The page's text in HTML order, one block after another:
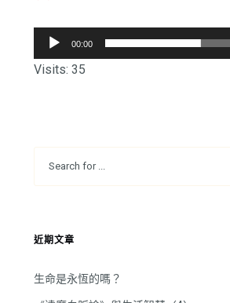
訊
00:00
Visits: 35
近期文章
生命是永恆的嗎？